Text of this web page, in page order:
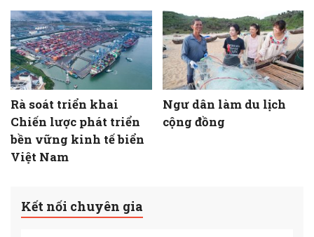
Rà soát triển khai
Chiến lược phát triển
bền vững kinh tế biển
Việt Nam
Ngư dân làm du lịch
cộng đồng
Kết nối chuyên gia